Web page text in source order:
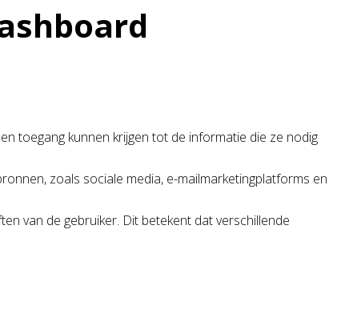
toegang kunnen krijgen tot de informatie die ze nodig
zoals sociale media, e-mailmarketingplatforms en
van de gebruiker. Dit betekent dat verschillende